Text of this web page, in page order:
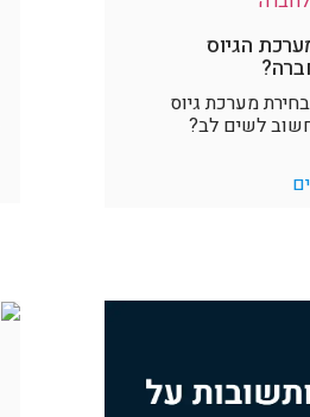
הגיוס
מערכת גיוס
לשים לב?